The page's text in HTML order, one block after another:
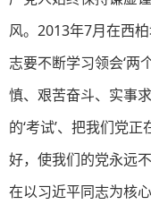
风。2013年7月在西
志要不断学习领会‘两
慎、艰苦奋斗、实事
的‘考试’、把我们党
好，使我们的党永远
在以习近平同志为核